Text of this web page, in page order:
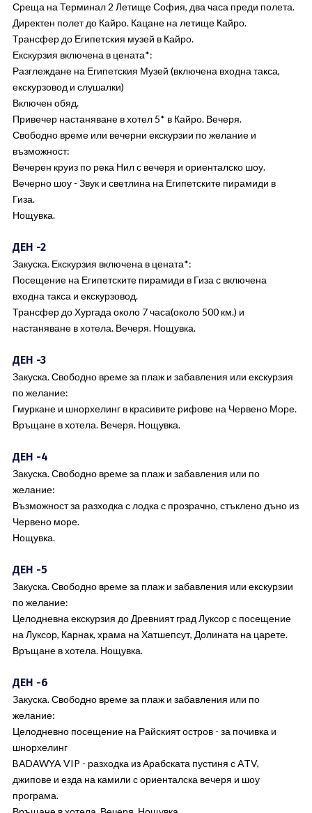
Среща на Терминал 2 Летище София, два часа преди полета.
Директен полет до Кайро. Кацане на летище Кайро.
Трансфер до Египетския музей в Кайро.
Екскурзия включена в цената*:
Разглеждане на Египетския Музей (включена входна такса,
екскурзовод и слушалки)
Включен обяд.
Привечер настаняване в хотел 5* в Кайро. Вечеря.
Свободно време или вечерни екскурзии по желание и
възможност:
Вечерен круиз по река Нил с вечеря и ориенталско шоу.
Вечерно шоу - Звук и светлина на Египетските пирамиди в
Гиза.
Нощувка.
ДЕН -2
Закуска. Екскурзия включена в цената*:
Посещение на Египетските пирамиди в Гиза с включена
входна такса и екскурзовод.
Трансфер до Хургада около 7 часа(около 500 км.) и
настаняване в хотела. Вечеря. Нощувка.
ДЕН -3
Закуска. Свободно време за плаж и забавления или екскурзия
по желание:
Гмуркане и шнорхелинг в красивите рифове на Червено Море.
Връщане в хотела. Вечеря. Нощувка.
ДЕН -4
Закуска. Свободно време за плаж и забавления или по
желание:
Възможност за разходка с лодка с прозрачно, стъклено дъно из
Червено море.
Нощувка.
ДЕН -5
Закуска. Свободно време за плаж и забавления или екскурзии
по желание:
Целодневна екскурзия до Древният град Луксор с посещение
на Луксор, Карнак, храма на Хатшепсут, Долината на царете.
Връщане в хотела. Нощувка.
ДЕН -6
Закуска. Свободно време за плаж и забавления или по
желание:
Целодневно посещение на Райският остров - за почивка и
шнорхелинг
BADAWYA VIP - разходка из Арабската пустиня с ATV,
джипове и езда на камили с ориенталска вечеря и шоу
програма.